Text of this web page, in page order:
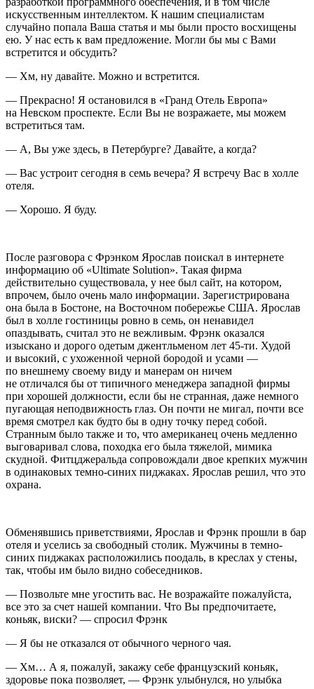
искусственным интеллектом. К нашим специалистам
случайно попала Ваша статья и мы были просто восхищены
ею. У нас есть к вам предложение. Могли бы мы с Вами
встретится и обсудить?
— Хм, ну давайте. Можно и встретится.
— Прекрасно! Я остановился в «Гранд Отель Европа»
на Невском проспекте. Если Вы не возражаете, мы можем
встретиться там.
— А, Вы уже здесь, в Петербурге? Давайте, а когда?
— Вас устроит сегодня в семь вечера? Я встречу Вас в холле
отеля.
— Хорошо. Я буду.
После разговора с Фрэнком Ярослав поискал в интернете
информацию об «Ultimate Solution». Такая фирма
действительно существовала, у нее был сайт, на котором,
впрочем, было очень мало информации. Зарегистрирована
она была в Бостоне, на Восточном побережье США. Ярослав
был в холле гостиницы ровно в семь, он ненавидел
опаздывать, считал это не вежливым. Фрэнк оказался
изыскано и дорого одетым джентльменом лет 45-ти. Худой
и высокий, с ухоженной черной бородой и усами —
по внешнему своему виду и манерам он ничем
не отличался бы от типичного менеджера западной фирмы
при хорошей должности, если бы не странная, даже немного
пугающая неподвижность глаз. Он почти не мигал, почти все
время смотрел как будто бы в одну точку перед собой.
Странным было также и то, что американец очень медленно
выговаривал слова, походка его была тяжелой, мимика
скудной. Фитцджеральда сопровождали двое крепких мужчин
в одинаковых темно-синих пиджаках. Ярослав решил, что это
охрана.
Обменявшись приветствиями, Ярослав и Фрэнк прошли в бар
отеля и уселись за свободный столик. Мужчины в темно-
синих пиджаках расположились поодаль, в креслах у стены,
так, чтобы им было видно собеседников.
— Позвольте мне угостить вас. Не возражайте пожалуйста,
все это за счет нашей компании. Что Вы предпочитаете,
коньяк, виски? — спросил Фрэнк
— Я бы не отказался от обычного черного чая.
— Хм… А я, пожалуй, закажу себе французский коньяк,
здоровье пока позволяет, — Фрэнк улыбнулся, но улыбка